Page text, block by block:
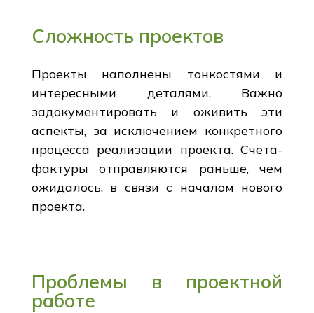
Сложность проектов
Проекты наполнены тонкостями и
интересными деталями. Важно
задокументировать и оживить эти
аспекты, за исключением конкретного
процесса реализации проекта. Счета-
фактуры отправляются раньше, чем
ожидалось, в связи с началом нового
проекта.
Проблемы в проектной
работе